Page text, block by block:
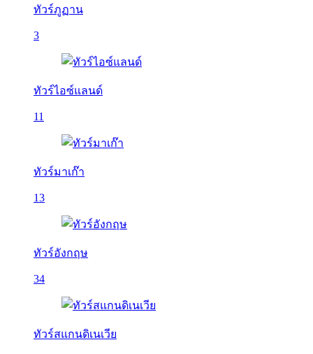
ทัวร์ภูฏาน
3
ทัวร์ไอซ์แลนด์
11
ทัวร์มาเก๊า
13
ทัวร์อังกฤษ
34
ทัวร์สแกนดิเนเวีย